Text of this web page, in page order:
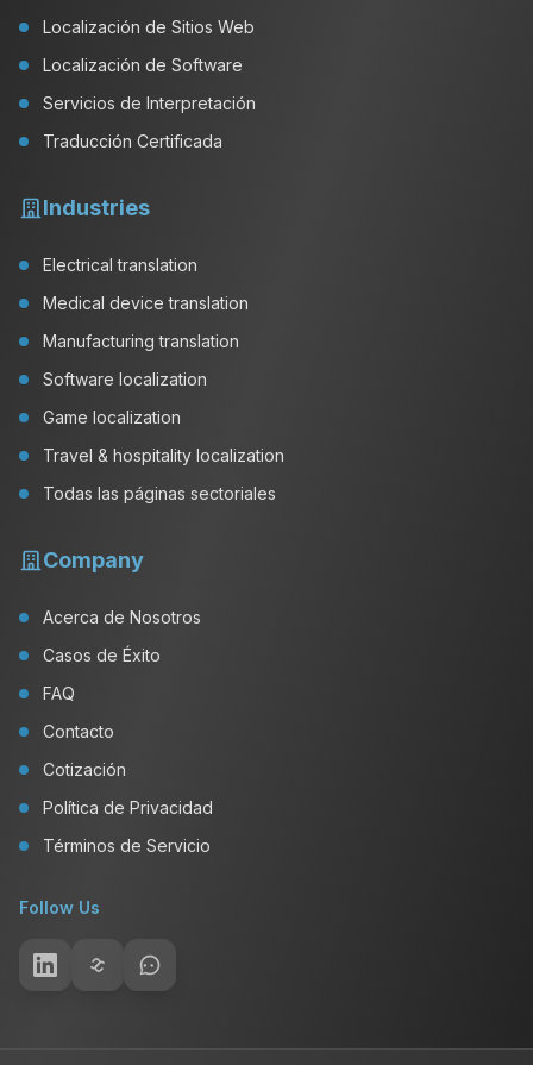
Localización de Sitios Web
Localización de Software
Servicios de Interpretación
Traducción Certificada
Industries
Electrical translation
Medical device translation
Manufacturing translation
Software localization
Game localization
Travel & hospitality localization
Todas las páginas sectoriales
Company
Acerca de Nosotros
Casos de Éxito
FAQ
Contacto
Cotización
Política de Privacidad
Términos de Servicio
Follow Us